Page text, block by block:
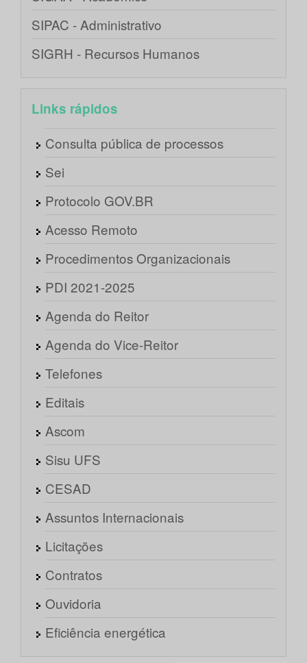
SIPAC - Administrativo
SIGRH - Recursos Humanos
Links rápidos
Consulta pública de processos
Sei
Protocolo GOV.BR
Acesso Remoto
Procedimentos Organizacionais
PDI 2021-2025
Agenda do Reitor
Agenda do Vice-Reitor
Telefones
Editais
Ascom
Sisu UFS
CESAD
Assuntos Internacionais
Licitações
Contratos
Ouvidoria
Eficiência energética